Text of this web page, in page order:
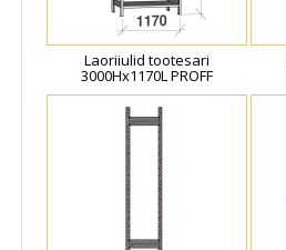
Laoriiulid tootesari
3000Hx1170L PROFF